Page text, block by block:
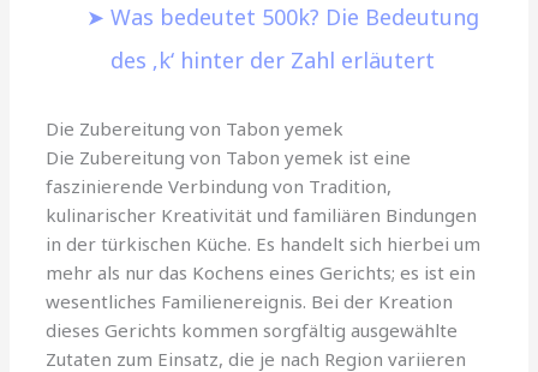
Was bedeutet 500k? Die Bedeutung
des ‚k‘ hinter der Zahl erläutert
Die Zubereitung von Tabon yemek
Die Zubereitung von Tabon yemek ist eine
faszinierende Verbindung von Tradition,
kulinarischer Kreativität und familiären Bindungen
in der türkischen Küche. Es handelt sich hierbei um
mehr als nur das Kochens eines Gerichts; es ist ein
wesentliches Familienereignis. Bei der Kreation
dieses Gerichts kommen sorgfältig ausgewählte
Zutaten zum Einsatz, die je nach Region variieren